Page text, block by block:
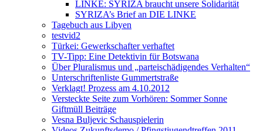
LINKE: SYRIZA braucht unsere Solidarität
SYRIZA’s Brief an DIE LINKE
Tagebuch aus Libyen
testvid2
Türkei: Gewerkschafter verhaftet
TV-Tipp: Eine Detektivin für Botswana
Über Pluralismus und „parteischädigendes Verhalten“
Unterschriftenliste Gummertstraße
Verklagt! Prozess am 4.10.2012
Versteckte Seite zum Vorhören: Sommer Sonne
Giftmüll Beiträge
Vesna Buljevic Schauspielerin